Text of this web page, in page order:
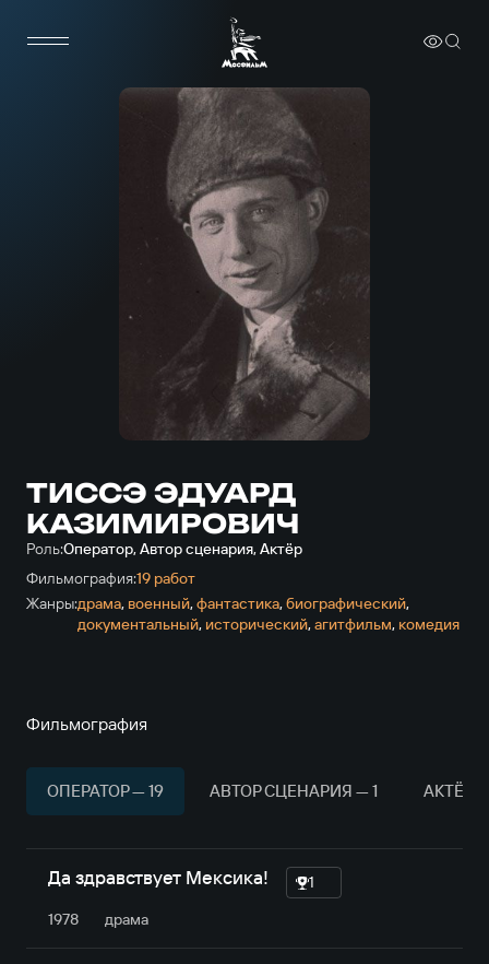
ТИССЭ ЭДУАРД
КАЗИМИРОВИЧ
Роль:Оператор, Автор сценария, Актёр
Фильмография:19 работ
Жанры:драма, военный,фантастика,биографический,
документальный, исторический,агитфильм, комедия
Фильмография
ОПЕРАТОР — 19 АВТОР СЦЕНАРИЯ — 1 АКТЁР —
Да здравствует Мексика!
1
1978
драма